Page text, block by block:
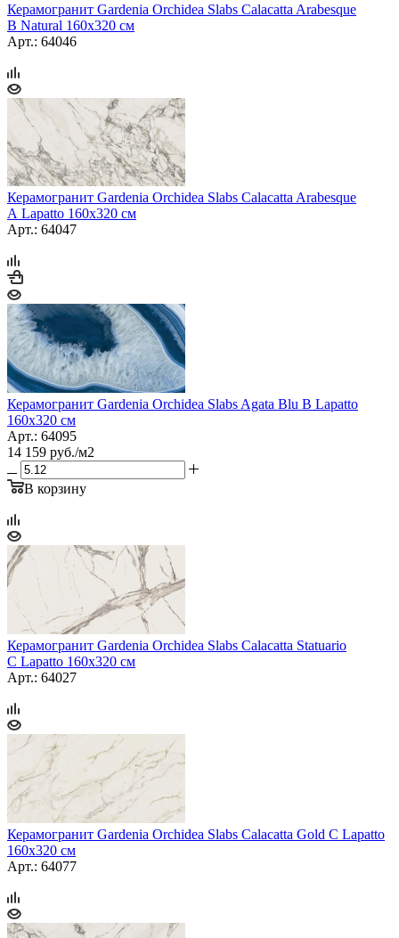
Керамогранит Gardenia Orchidea Slabs Calacatta Arabesque
B Natural 160x320 см
Арт.: 64046
Керамогранит Gardenia Orchidea Slabs Calacatta Arabesque
A Lapatto 160x320 см
Арт.: 64047
Керамогранит Gardenia Orchidea Slabs Agata Blu B Lapatto
160x320 см
Арт.: 64095
14 159 руб./м2
В корзину
Керамогранит Gardenia Orchidea Slabs Calacatta Statuario
C Lapatto 160x320 см
Арт.: 64027
Керамогранит Gardenia Orchidea Slabs Calacatta Gold C Lapatto
160x320 см
Арт.: 64077